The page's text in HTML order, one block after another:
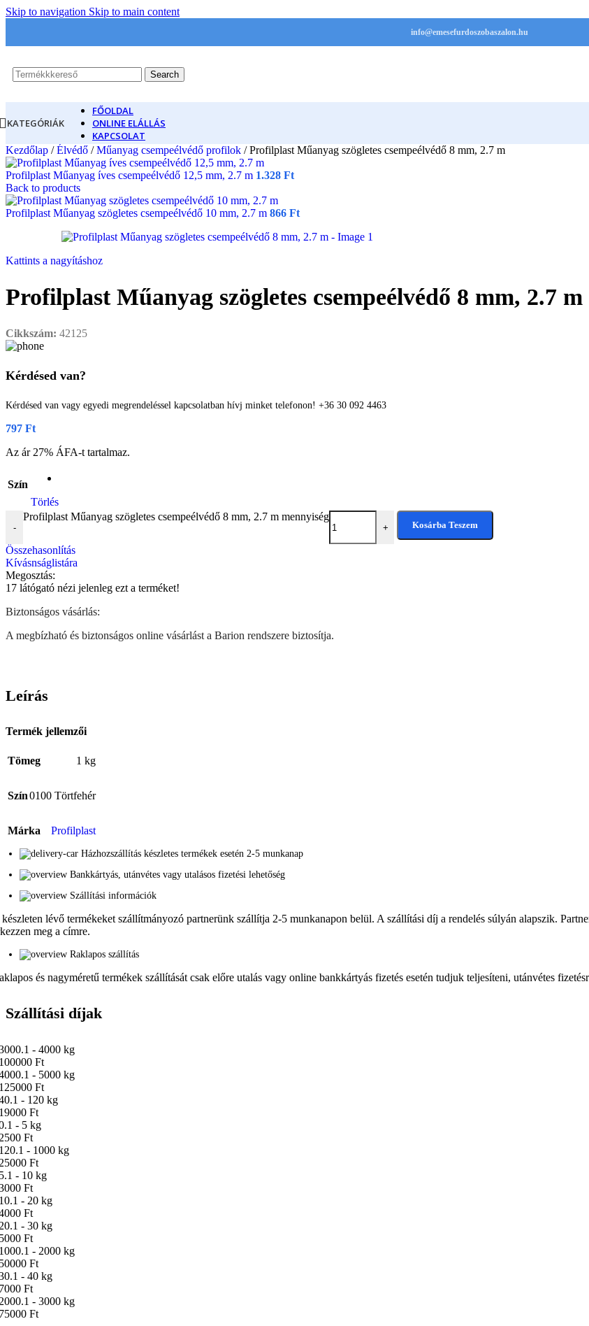
Skip to navigation Skip to main content
info@emesefurdoszobaszalon.hu
Search
KATEGÓRIÁK
FŐOLDAL
ONLINE ELÁLLÁS
KAPCSOLAT
Kezdőlap / Élvédő / Műanyag csempeélvédő profilok / Profilplast Műanyag szögletes csempeélvédő 8 mm, 2.7 m
Profilplast Műanyag íves csempeélvédő 12,5 mm, 2.7 m 1.328 Ft
Back to products
Profilplast Műanyag szögletes csempeélvédő 10 mm, 2.7 m 866 Ft
Kattints a nagyításhoz
Profilplast Műanyag szögletes csempeélvédő 8 mm, 2.7 m
Cikkszám: 42125
Kérdésed van?
Kérdésed van vagy egyedi megrendeléssel kapcsolatban hívj minket telefonon! +36 30 092 4463
797 Ft
Az ár 27% ÁFA-t tartalmaz.
Szín
Törlés
-
Profilplast Műanyag szögletes csempeélvédő 8 mm, 2.7 m mennyiség
+ Kosárba Teszem
Összehasonlítás
Kívásnságlistára
Megosztás:
17 látógató nézi jelenleg ezt a terméket!
Biztonságos vásárlás:
A megbízható és biztonságos online vásárlást a Barion rendszere biztosítja.
Leírás
Termék jellemzői
Tömeg 1 kg
Szín0100 Törtfehér
Márka Profilplast
Házhozszállítás készletes termékek esetén 2-5 munkanap
Bankkártyás, utánvétes vagy utalásos fizetési lehetőség
Szállítási információk
lévő termékeket szállítmányozó partnerünk szállítja 2-5 munkanapon belül. A szállítási díj a rendelés súlyán alapszik.
meg a címre.
Raklapos szállítás
és nagyméretű termékek szállítását csak előre utalás vagy online bankkártyás fizetés esetén tudjuk teljesíteni, utánvétes
Szállítási díjak
- 4000 kg
Ft
- 5000 kg
Ft
- 120 kg
Ft
- 5 kg
Ft
- 1000 kg
Ft
- 10 kg
Ft
- 20 kg
Ft
- 30 kg
Ft
- 2000 kg
Ft
- 40 kg
Ft
- 3000 kg
Ft